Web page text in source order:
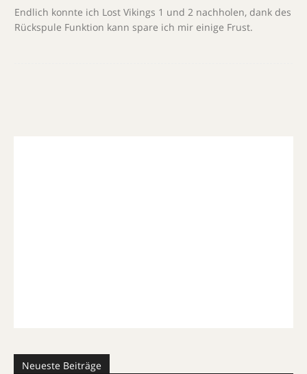
Endlich konnte ich Lost Vikings 1 und 2 nachholen, dank des
Rückspule Funktion kann spare ich mir einige Frust.
Neueste Beiträge